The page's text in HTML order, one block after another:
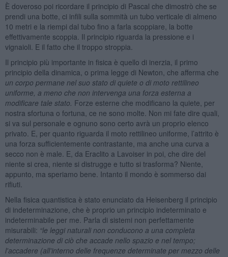
È doveroso poi ricordare il principio di Pascal che dimostrò che se
prendi una botte, ci infili sulla sommità un tubo verticale di almeno
10 metri e la riempi dal tubo fino a farla scoppiare, la botte
effettivamente scoppia. Il principio riguarda la pressione e i
vignaioli. E il fatto che il troppo stroppia.
Il principio più importante in fisica è quello di inerzia, il primo
principio della dinamica, o prima legge di Newton, che afferma che
un corpo permane nel suo stato di quiete o di moto rettilineo
uniforme, a meno che non intervenga una forza esterna a
modificare tale stato. Forze esterne che modificano la quiete, per
nostra sfortuna o fortuna, ce ne sono molte. Non mi fate dire quali,
si va sul personale e ognuno sono certo avrà un proprio elenco
privato. E, per quanto riguarda il moto rettilineo uniforme, l’attrito è
una forza sufficientemente contrastante, ma anche una curva a
secco non è male. E, da Eraclito a Lavoiser in poi, che dire del
niente si crea, niente si distrugge e tutto si trasforma? Niente,
appunto, ma speriamo bene. Intanto il mondo è sommerso dai
rifiuti.
Nella fisica quantistica è stato enunciato da Heisenberg il principio
di indeterminazione, che è proprio un principio indeterminato e
indeterminabile per me. Parla di sistemi non perfettamente
misurabili: “le leggi naturali non conducono a una completa
determinazione di ciò che accade nello spazio e nel tempo;
l'accadere (all'interno delle frequenze determinate per mezzo delle